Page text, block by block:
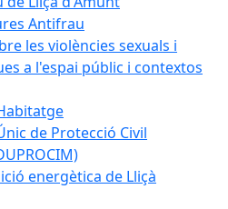
Antifrau
les violències sexuals i
a l'espai públic i contextos
de Protecció Civil
energètica de Lliçà